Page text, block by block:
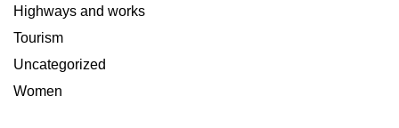
Highways and works
Tourism
Uncategorized
Women